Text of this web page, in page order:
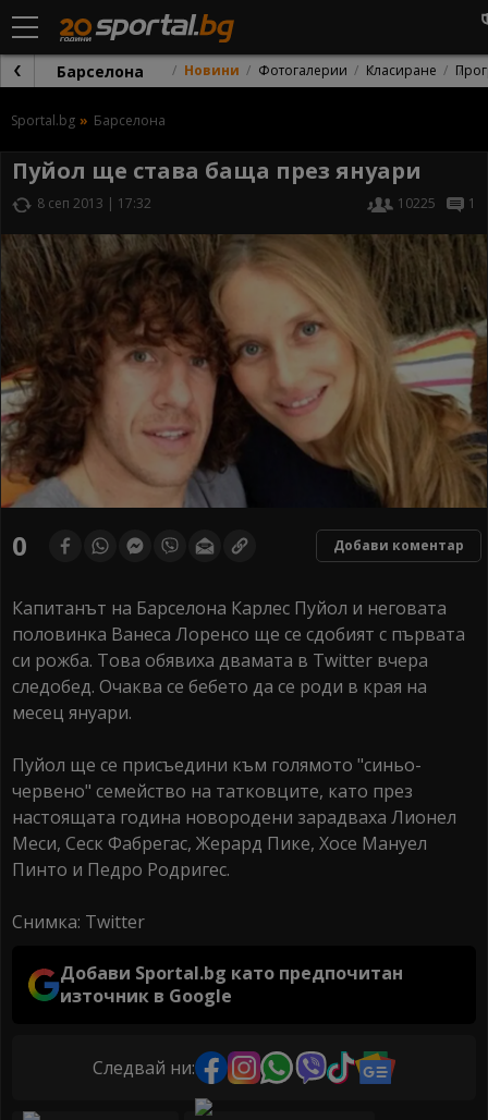
Барселона Новини Фотогалерии Класиране
Sportal.bg Барселона
Пуйол ще става баща през януари
8 сеп 2013 | 17:32 10225 1
0 Добави коментар
Капитанът на Барселона Карлес Пуйол и неговата
половинка Ванеса Лоренсо ще се сдобият с първата
си рожба. Това обявиха двамата в Twitter вчера
следобед. Очаква се бебето да се роди в края на
месец януари.
Пуйол ще се присъедини към голямото "синьо-
червено" семейство на татковците, като през
настоящата година новородени зарадваха Лионел
Меси, Сеск Фабрегас, Жерард Пике, Хосе Мануел
Пинто и Педро Родригес.
Снимка: Twitter
Добави Sportal.bg като предпочитан
източник в Google
Следвай ни: